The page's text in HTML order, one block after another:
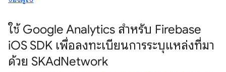
ใช้ Google Analytics สำหรับ Firebase
iOS SDK เพื่อลงทะเบียนการระบุแหล่งที่มา
ด้วย SKAdNetwork